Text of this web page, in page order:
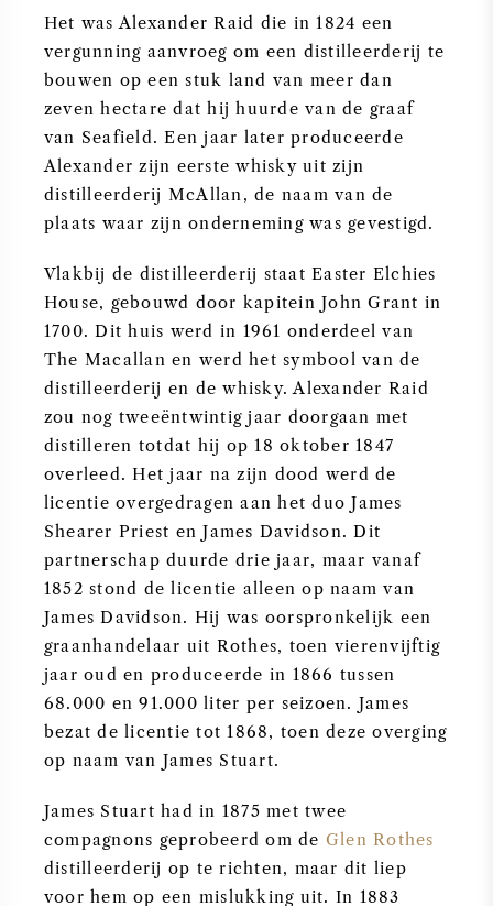
CABERNET SAUVIGNON
CHARDONNAY
MERLOT
SAUVIGNON BLANC
SYRAH / SHIRAZ
RIESLING
ALLE DRUIVENSOORTEN
FRANSE WIJN
SPAANSE WIJN
DUITSE WIJN
Het was Alexander Raid die in 1824 een
vergunning aanvroeg om een distilleerderij te
bouwen op een stuk land van meer dan
zeven hectare dat hij huurde van de graaf
van Seafield. Een jaar later produceerde
Alexander zijn eerste whisky uit zijn
distilleerderij McAllan, de naam van de
plaats waar zijn onderneming was gevestigd.
Vlakbij de distilleerderij staat Easter Elchies
House, gebouwd door kapitein John Grant in
1700. Dit huis werd in 1961 onderdeel van
The Macallan en werd het symbool van de
distilleerderij en de whisky. Alexander Raid
zou nog tweeëntwintig jaar doorgaan met
distilleren totdat hij op 18 oktober 1847
overleed. Het jaar na zijn dood werd de
licentie overgedragen aan het duo James
Shearer Priest en James Davidson. Dit
partnerschap duurde drie jaar, maar vanaf
1852 stond de licentie alleen op naam van
James Davidson. Hij was oorspronkelijk een
graanhandelaar uit Rothes, toen vierenvijftig
jaar oud en produceerde in 1866 tussen
68.000 en 91.000 liter per seizoen. James
bezat de licentie tot 1868, toen deze overging
op naam van James Stuart.
James Stuart had in 1875 met twee
compagnons geprobeerd om de Glen Rothes
distilleerderij op te richten, maar dit liep
voor hem op een mislukking uit. In 1883